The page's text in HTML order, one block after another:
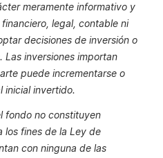
meramente informativo y
legal, contable ni
decisiones de inversión o
Las inversiones importan
puede incrementarse o
inicial invertido.
fondo no constituyen
los fines de la Ley de
con ninguna de las